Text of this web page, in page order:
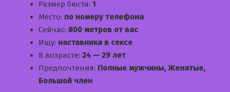
Размер бюста: 1
Место: по номеру телефона
Сейчас: 800 метров от вас
Ищу: наставника в сексе
В возрасте: 24 — 29 лет
Предпочтения: Полные мужчины, Женатые,
Большой член